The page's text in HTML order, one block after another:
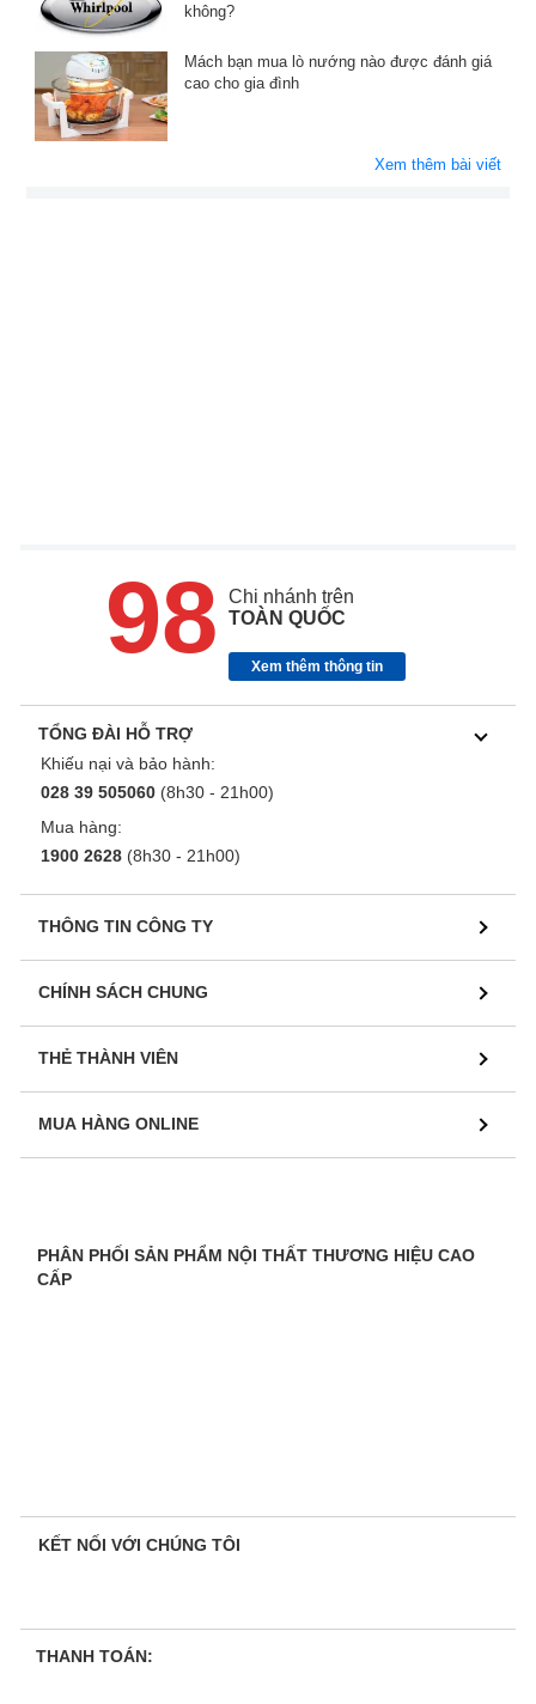
không?
Mách bạn mua lò nướng nào được đánh giá
cao cho gia đình
Xem thêm bài viết
98
Chi nhánh trên
TOÀN QUỐC
Xem thêm thông tin
TỔNG ĐÀI HỖ TRỢ
Khiếu nại và bảo hành:
028 39 505060 (8h30 - 21h00)
Mua hàng:
1900 2628 (8h30 - 21h00)
THÔNG TIN CÔNG TY
CHÍNH SÁCH CHUNG
THẺ THÀNH VIÊN
MUA HÀNG ONLINE
PHÂN PHỐI SẢN PHẨM NỘI THẤT THƯƠNG HIỆU CAO
CẤP
KẾT NỐI VỚI CHÚNG TÔI
THANH TOÁN: